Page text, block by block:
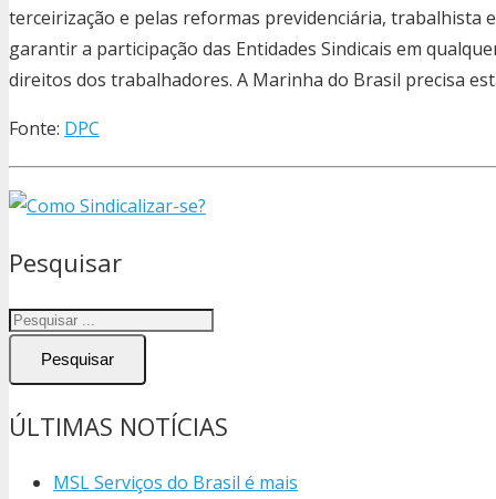
terceirização e pelas reformas previdenciária, trabalhista
garantir a participação das Entidades Sindicais em
direitos dos trabalhadores. A Marinha do Brasil precisa
Fonte: DPC
Pesquisar
Pesquisar
ÚLTIMAS NOTÍCIAS
MSL Serviços do Brasil é mais